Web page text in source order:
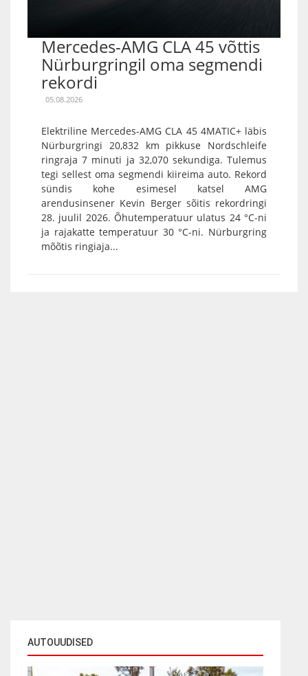
AUTOUUDISED
Mercedes-AMG CLA 45 võttis
Nürburgringil oma segmendi
rekordi
05.08.2026
Elektriline Mercedes-AMG CLA 45 4MATIC+ läbis
Nürburgringi 20,832 km pikkuse Nordschleife
ringraja 7 minuti ja 32,070 sekundiga. Tulemus
tegi sellest oma segmendi kiireima auto. Rekord
sündis kohe esimesel katsel AMG
arendusinsener Kevin Berger sõitis rekordringi
28. juulil 2026. Õhutemperatuur ulatus 24 °C-ni
ja rajakatte temperatuur 30 °C-ni. Nürburgring
mõõtis ringiaja...